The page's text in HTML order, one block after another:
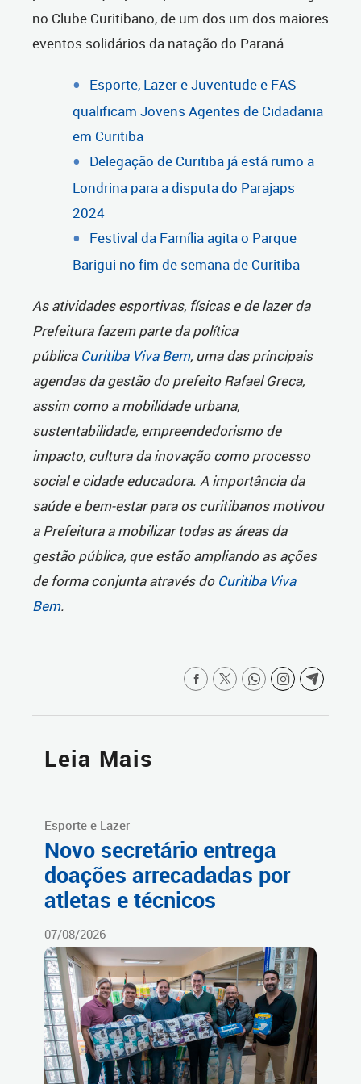
no Clube Curitibano, de um dos um dos maiores
eventos solidários da natação do Paraná.
Esporte, Lazer e Juventude e FAS
qualificam Jovens Agentes de Cidadania
em Curitiba
Delegação de Curitiba já está rumo a
Londrina para a disputa do Parajaps
2024
Festival da Família agita o Parque
Barigui no fim de semana de Curitiba
As atividades esportivas, físicas e de lazer da
Prefeitura fazem parte da política
pública Curitiba Viva Bem, uma das principais
agendas da gestão do prefeito Rafael Greca,
assim como a mobilidade urbana,
sustentabilidade, empreendedorismo de
impacto, cultura da inovação como processo
social e cidade educadora. A importância da
saúde e bem-estar para os curitibanos motivou
a Prefeitura a mobilizar todas as áreas da
gestão pública, que estão ampliando as ações
de forma conjunta através do Curitiba Viva
Bem.
Leia Mais
Esporte e Lazer
Novo secretário entrega
doações arrecadadas por
atletas e técnicos
07/08/2026